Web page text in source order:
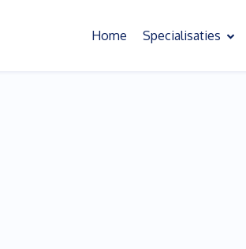
Home Specialisaties